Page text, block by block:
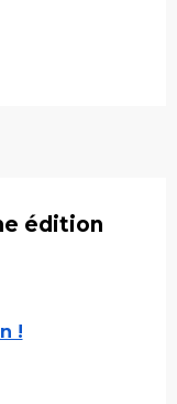
édition
!